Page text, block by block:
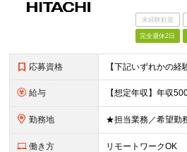
未経験歓迎
完全週休2日
応募資格
給与
勤務地
働き方 リモートワークOK